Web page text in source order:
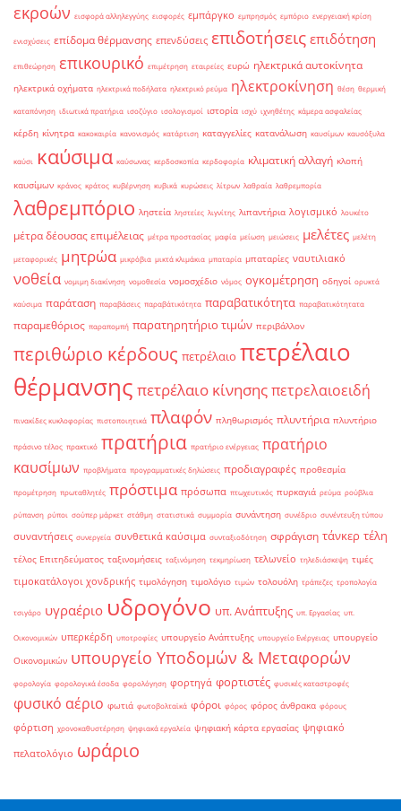
εκροών εισφορά αλληλεγγύης εισφορές εμπάργκο εμπρησμός εμπόριο ενεργειακή κρίση
ενισχύσεις επίδομα θέρμανσης επενδύσεις επιδοτήσεις επιδότηση
επιθεώρηση επικουρικό επιμέτρηση εταιρείες ευρώ ηλεκτρικά αυτοκίνητα
ηλεκτρικά οχήματα ηλεκτρικά ποδήλατα ηλεκτρικό ρεύμα ηλεκτροκίνηση θέση θερμική
καταπόνηση ιδιωτικά πρατήρια ισοζύγιο ισολογισμοί ιστορία ισχύ ιχνηθέτης κάμερα ασφαλείας
κέρδη κίνητρα κακοκαιρία κανονισμός κατάρτιση καταγγελίες κατανάλωση καυσίμων καυσόξυλα
καύσι καύσιμα καύσωνας κερδοσκοπία κερδοφορία κλιματική αλλαγή κλοπή
καυσίμων κράνος κράτος κυβέρνηση κυβικά κυρώσεις λίτρων λαθραία λαθρεμπορία
λαθρεμπόριο ληστεία ληστείες λιγνίτης λιπαντήρια λογισμικό λουκέτο
μέτρα δέουσας επιμέλειας μέτρα προστασίας μαφία μείωση μειώσεις μελέτες μελέτη
μεταφορικές μητρώα μικρόβια μικτά κλιμάκια μπαταρία μπαταρίες ναυτιλιακό
νοθεία νομιμη διακίνηση νομοθεσία νομοσχέδιο νόμος ογκομέτρηση οδηγοί ορυκτά
καύσιμα παράταση παραβάσεις παραβάτικότητα παραβατικότητα παραβατικότητατα
παραμεθόριος παραπομπή παρατηρητήριο τιμών περιβάλλον
περιθώριο κέρδους πετρέλαιο πετρέλαιο
θέρμανσης πετρέλαιο κίνησηςπετρελαιοειδή
πινακίδες κυκλοφορίας πιστοποιητικά πλαφόν πληθωρισμός πλυντήρια πλυντήριο
πράσινο τέλος πρακτικό πρατήρια πρατήριο ενέργειας πρατήριο
καυσίμων προβλήματα προγραμματικές δηλώσεις προδιαγραφές προθεσμία
προμέτρηση πρωταθλητές πρόστιμα πρόσωπα πτωχευτικός πυρκαγιά ρεύμα ρούβλια
ρύπανση ρύποι σούπερ μάρκετ στάθμη στατιστικά συμμορία συνάντηση συνέδριο συνέντευξη τύπου
συναντήσεις συνεργεία συνθετικά καύσιμα συνταξιοδότηση σφράγιση τάνκερ τέλη
τέλος Επιτηδεύματος ταξινομήσεις ταξινόμηση τεκμηρίωση τελωνείο τηλεδιάσκεψη τιμές
τιμοκατάλογοι χονδρικής τιμολόγηση τιμολόγιο τιμών τολουόλη τράπεζες τροπολογία
τσιγάρο υγραέριο υδρογόνο υπ. Ανάπτυξης υπ. Εργασίας υπ.
Οικονομικών υπερκέρδη υποτροφίες υπουργείο Ανάπτυξης υπουργείο Ενέργειας υπουργείο
Οικονομικών υπουργείο Υποδομών & Μεταφορών
φορολογία φορολογικά έσοδα φορολόγηση φορτηγά φορτιστές φυσικές καταστροφές
φυσικό αέριο φωτιά φωτοβολταϊκά φόροι φόρος φόρος άνθρακα φόρους
φόρτιση χρονοκαθυστέρηση ψηφιακά εργαλεία ψηφιακή κάρτα εργασίας ψηφιακό
πελατολόγιο ωράριο